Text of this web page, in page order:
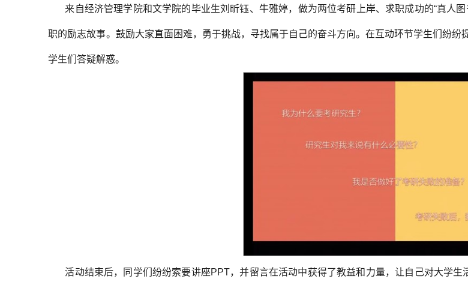
来自经济管理学院和文学院的毕业生刘昕钰、牛雅婷，做为两位考研上岸、求职成功的“真人
职的励志故事。鼓励大家直面困难，勇于挑战，寻找属于自己的奋斗方向。在互动环节学生们纷
学生们答疑解惑。
活动结束后，同学们纷纷索要讲座PPT，并留言在活动中获得了教益和力量，让自己对大学生